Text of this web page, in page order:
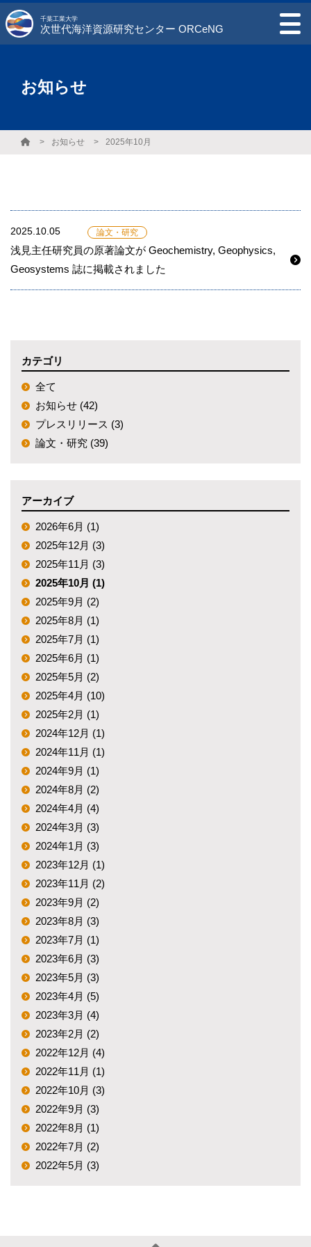
千葉工業大学
次世代海洋資源研究センター ORCeNG
お知らせ
お知らせ 2025年10月
2025.10.05 論文・研究
浅見主任研究員の原著論文が Geochemistry, Geophysics,
Geosystems 誌に掲載されました
カテゴリ
全て
お知らせ (42)
プレスリリース (3)
論文・研究 (39)
アーカイブ
2026年6月 (1)
2025年12月 (3)
2025年11月 (3)
2025年10月 (1)
2025年9月 (2)
2025年8月 (1)
2025年7月 (1)
2025年6月 (1)
2025年5月 (2)
2025年4月 (10)
2025年2月 (1)
2024年12月 (1)
2024年11月 (1)
2024年9月 (1)
2024年8月 (2)
2024年4月 (4)
2024年3月 (3)
2024年1月 (3)
2023年12月 (1)
2023年11月 (2)
2023年9月 (2)
2023年8月 (3)
2023年7月 (1)
2023年6月 (3)
2023年5月 (3)
2023年4月 (5)
2023年3月 (4)
2023年2月 (2)
2022年12月 (4)
2022年11月 (1)
2022年10月 (3)
2022年9月 (3)
2022年8月 (1)
2022年7月 (2)
2022年5月 (3)